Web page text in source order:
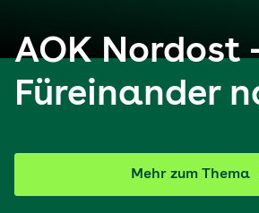
AOK Nordost
Füreinander
Mehr zum Thema